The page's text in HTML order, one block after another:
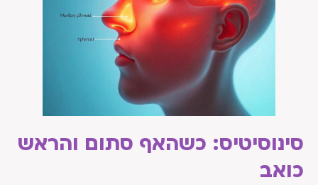
סינוסיטיס: כשהאף סתום והראש
כואב